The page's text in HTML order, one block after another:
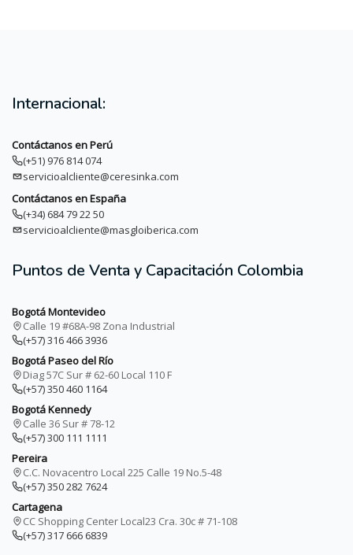
Internacional:
Contáctanos en Perú
(+51) 976 814 074
servicioalcliente@ceresinka.com
Contáctanos en España
(+34) 684 79 22 50
servicioalcliente@masgloiberica.com
Puntos de Venta y Capacitación Colombia
Bogotá Montevideo
Calle 19 #68A-98 Zona Industrial
(+57) 316 466 3936
Bogotá Paseo del Río
Diag 57C Sur # 62-60 Local 110 F
(+57) 350 460 1164
Bogotá Kennedy
Calle 36 Sur # 78-12
(+57) 300 111 1111
Pereira
C.C. Novacentro Local 225 Calle 19 No.5-48
(+57) 350 282 7624
Cartagena
CC Shopping Center Local23 Cra. 30c # 71-108
(+57) 317 666 6839